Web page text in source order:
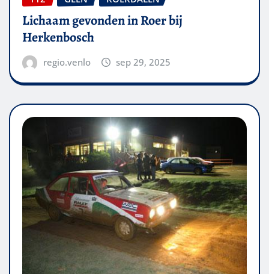
Lichaam gevonden in Roer bij
Herkenbosch
regio.venlo sep 29, 2025